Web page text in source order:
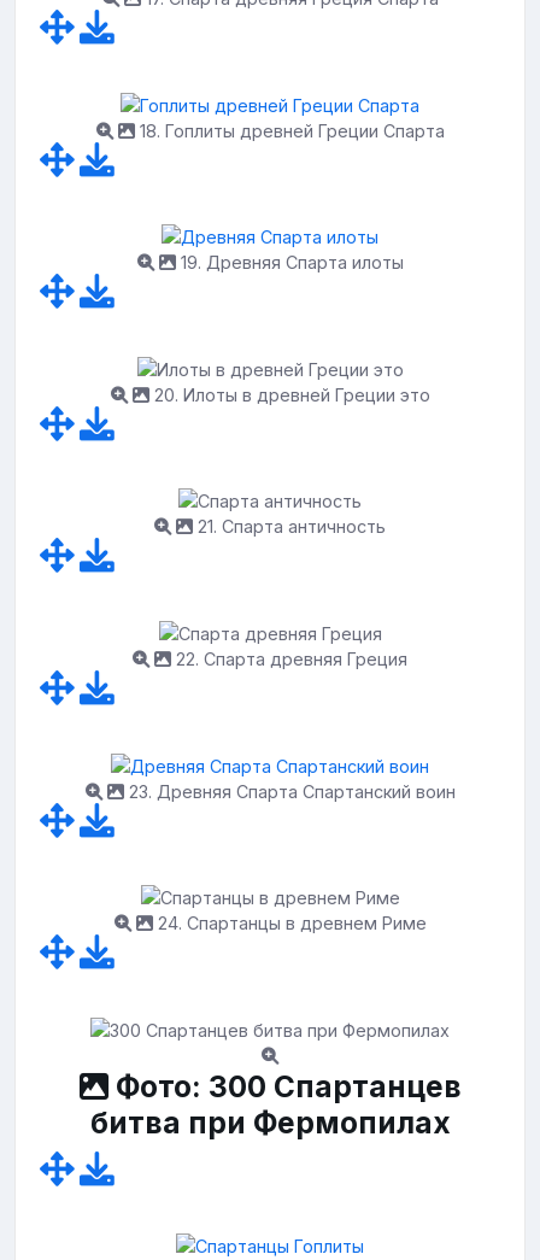
18. Гоплиты древней Греции Спарта
19. Древняя Спарта илоты
20. Илоты в древней Греции это
21. Спарта античность
22. Спарта древняя Греция
23. Древняя Спарта Спартанский воин
24. Спартанцы в древнем Риме
Фото: 300 Спартанцев
битва при Фермопилах